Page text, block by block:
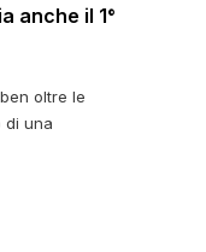
anche il 1°
oltre le
di una